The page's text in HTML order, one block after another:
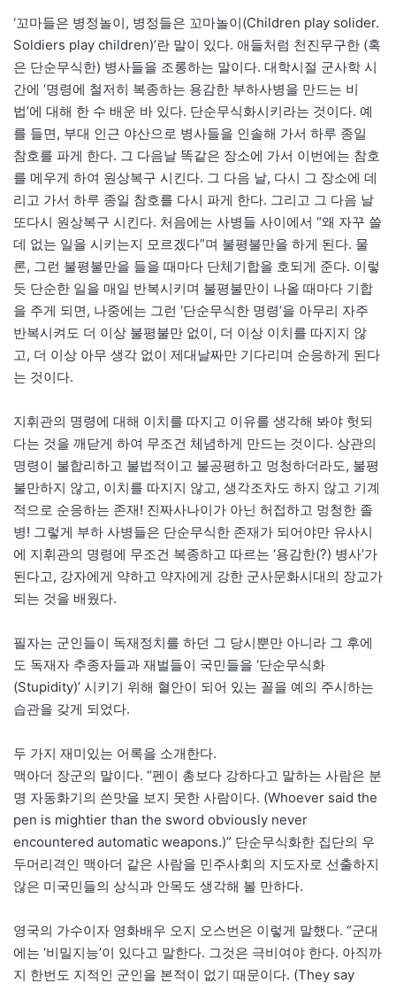
‘꼬마들은 병정놀이, 병정들은 꼬마놀이(Children play solider.
Soldiers play children)’란 말이 있다. 애들처럼 천진무구한 (혹
은 단순무식한) 병사들을 조롱하는 말이다. 대학시절 군사학 시
간에 ‘명령에 철저히 복종하는 용감한 부하사병을 만드는 비
법’에 대해 한 수 배운 바 있다. 단순무식화시키라는 것이다. 예
를 들면, 부대 인근 야산으로 병사들을 인솔해 가서 하루 종일
참호를 파게 한다. 그 다음날 똑같은 장소에 가서 이번에는 참호
를 메우게 하여 원상복구 시킨다. 그 다음 날, 다시 그 장소에 데
리고 가서 하루 종일 참호를 다시 파게 한다. 그리고 그 다음 날
또다시 원상복구 시킨다. 처음에는 사병들 사이에서 “왜 자꾸 쓸
데 없는 일을 시키는지 모르겠다”며 불평불만을 하게 된다. 물
론, 그런 불평불만을 들을 때마다 단체기합을 호되게 준다. 이렇
듯 단순한 일을 매일 반복시키며 불평불만이 나올 때마다 기합
을 주게 되면, 나중에는 그런 ‘단순무식한 명령’을 아무리 자주
반복시켜도 더 이상 불평불만 없이, 더 이상 이치를 따지지 않
고, 더 이상 아무 생각 없이 제대날짜만 기다리며 순응하게 된다
는 것이다.
지휘관의 명령에 대해 이치를 따지고 이유를 생각해 봐야 헛되
다는 것을 깨닫게 하여 무조건 체념하게 만드는 것이다. 상관의
명령이 불합리하고 불법적이고 불공평하고 멍청하더라도, 불평
불만하지 않고, 이치를 따지지 않고, 생각조차도 하지 않고 기계
적으로 순응하는 존재! 진짜사나이가 아닌 허접하고 멍청한 졸
병! 그렇게 부하 사병들은 단순무식한 존재가 되어야만 유사시
에 지휘관의 명령에 무조건 복종하고 따르는 ‘용감한(?) 병사’가
된다고, 강자에게 약하고 약자에게 강한 군사문화시대의 장교가
되는 것을 배웠다.
필자는 군인들이 독재정치를 하던 그 당시뿐만 아니라 그 후에
도 독재자 추종자들과 재벌들이 국민들을 ‘단순무식화
(Stupidity)’ 시키기 위해 혈안이 되어 있는 꼴을 예의 주시하는
습관을 갖게 되었다.
두 가지 재미있는 어록을 소개한다.
맥아더 장군의 말이다. “펜이 총보다 강하다고 말하는 사람은 분
명 자동화기의 쓴맛을 보지 못한 사람이다. (Whoever said the
pen is mightier than the sword obviously never
encountered automatic weapons.)” 단순무식화한 집단의 우
두머리격인 맥아더 같은 사람을 민주사회의 지도자로 선출하지
않은 미국민들의 상식과 안목도 생각해 볼 만하다.
영국의 가수이자 영화배우 오지 오스번은 이렇게 말했다. “군대
에는 ‘비밀지능’이 있다고 말한다. 그것은 극비여야 한다. 아직까
지 한번도 지적인 군인을 본적이 없기 때문이다. (They say